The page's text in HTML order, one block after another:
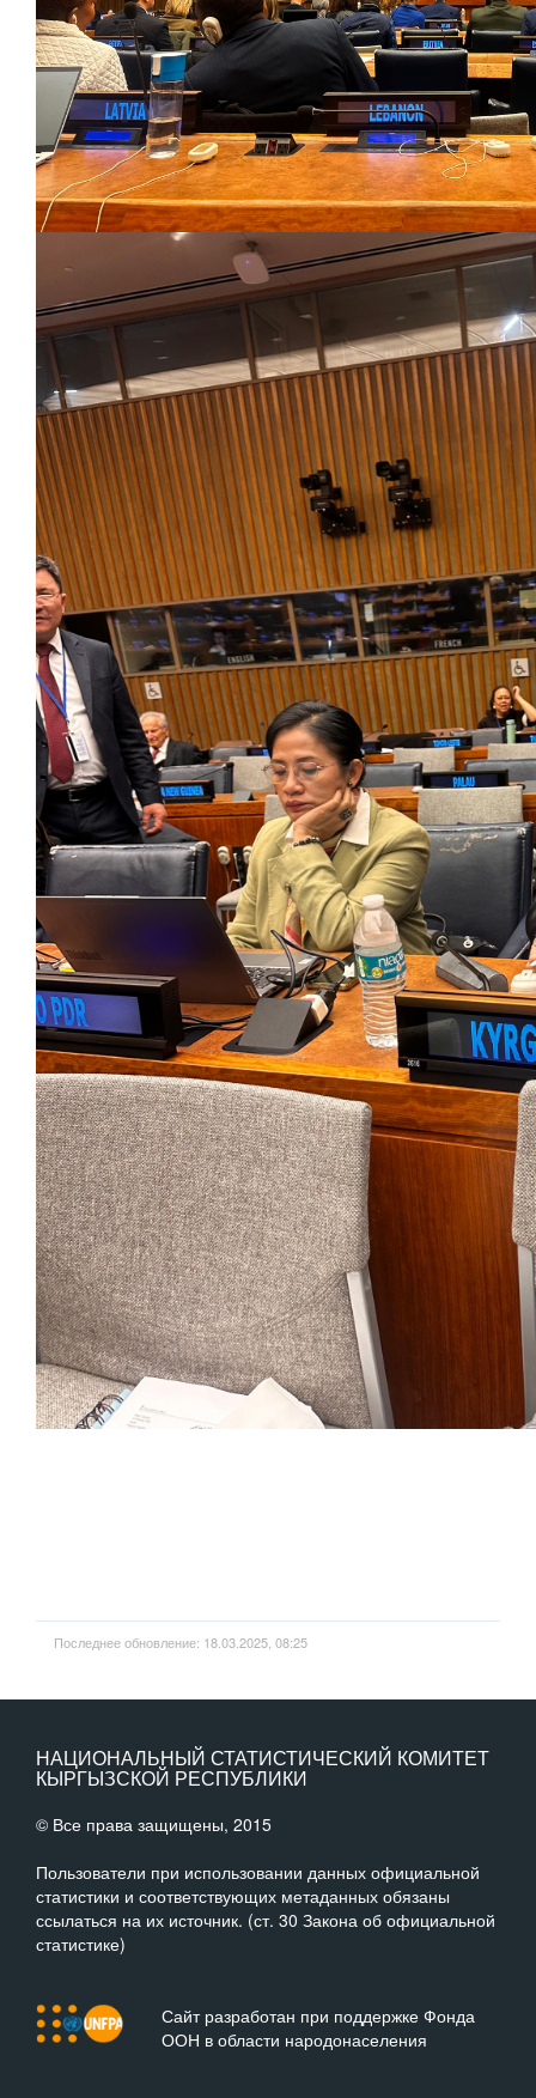
Последнее обновление: 18.03.2025, 08:25
НАЦИОНАЛЬНЫЙ СТАТИСТИЧЕСКИЙ КОМИТЕТ
КЫРГЫЗСКОЙ РЕСПУБЛИКИ
© Все права защищены, 2015
Пользователи при использовании данных официальной
статистики и соответствующих метаданных обязаны
ссылаться на их источник. (ст. 30 Закона об официальной
статистике)
Сайт разработан при поддержке Фонда
ООН в области народонаселения